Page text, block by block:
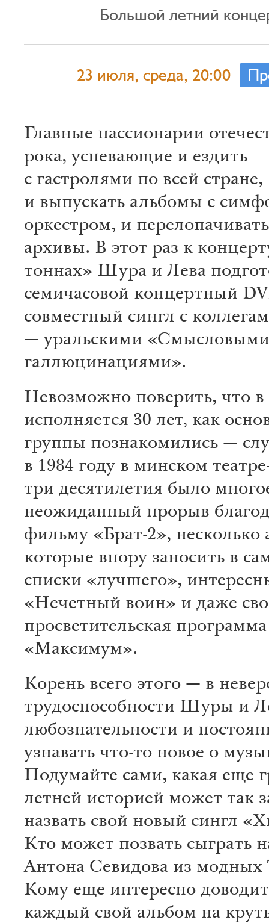
Большой летний
23 июля, среда, 20:00
Главные пассионарии
рока, успевающие и ездить
с гастролями по всей стране,
и выпускать альбомы с
оркестром, и
архивы. В этот раз к
тоннах» Шура и Лева
семичасовой концертный
совместный сингл с
— уральскими «Смысловыми
галлюцинациями».
Невозможно поверить, что в
исполняется 30 лет, как
группы познакомились —
в 1984 году в минском
три десятилетия было
неожиданный прорыв
фильму «Брат-2», несколько
которые впору заносить в
списки «лучшего»,
«Нечетный воин» и даже
просветительская
«Максимум».
Корень всего этого — в
трудоспособности Шуры и
любознательности и
узнавать что-то новое о
Подумайте сами, какая еще
летней историей может так
назвать свой новый сингл
Кто может позвать сыграть
Антона Севидова из модных
Кому еще интересно
каждый свой альбом на